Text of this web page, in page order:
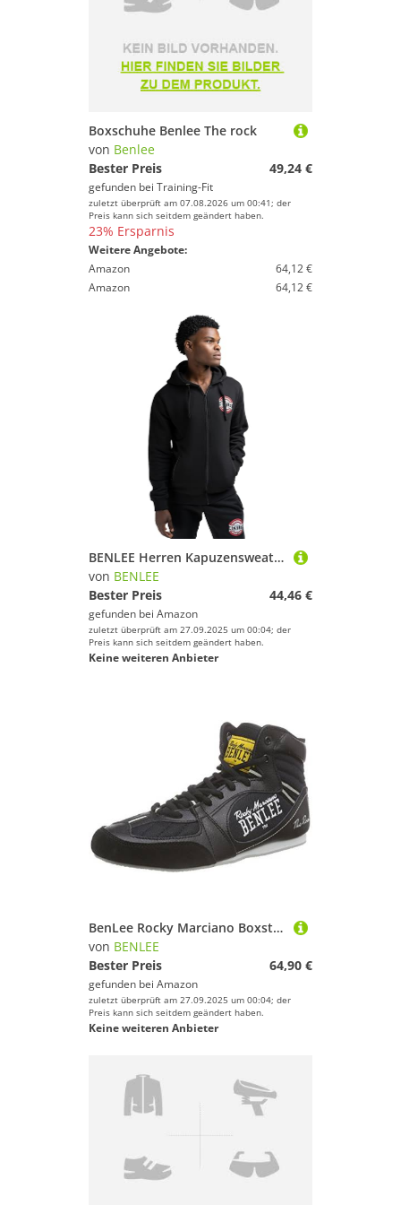
Boxschuhe Benlee The rock
von Benlee
Bester Preis
49,24 €
gefunden bei Training-Fit
zuletzt überprüft am 07.08.2026 um 00:41; der
Preis kann sich seitdem geändert haben.
23% Ersparnis
Weitere Angebote:
Amazon
64,12 €
Amazon
64,12 €
BENLEE Herren Kapuzensweatjacke mit Reißverschluss schmale Passform KINGS XXL, Black
von BENLEE
Bester Preis
44,46 €
gefunden bei Amazon
zuletzt überprüft am 27.09.2025 um 00:04; der
Preis kann sich seitdem geändert haben.
Keine weiteren Anbieter
BenLee Rocky Marciano Boxstiefel The Rock - 1000-42
von BENLEE
Bester Preis
64,90 €
gefunden bei Amazon
zuletzt überprüft am 27.09.2025 um 00:04; der
Preis kann sich seitdem geändert haben.
Keine weiteren Anbieter